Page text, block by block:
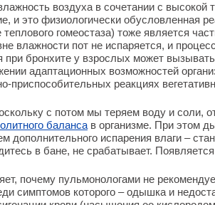
воздуха в сочетании с высокой
и это физиологически обусловленная
гомеостаза) тоже является
влажности пот не испаряется, и
при бронхите у взрослых может
адаптационных возможностей
приспособительных реакциях
с потом мы теряем воду и соли,
баланса в организме. При этом
дополнительного испарения влаги –
в бане, не срабатывает.
почему пульмонологами не
симптомов которого – одышка и